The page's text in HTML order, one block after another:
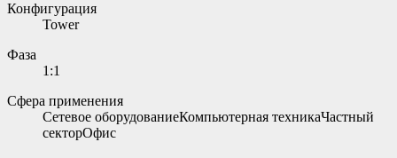
Конфигурация
Tower
Фаза
1:1
Сфера применения
Сетевое оборудованиеКомпьютерная техникаЧастный
секторОфис